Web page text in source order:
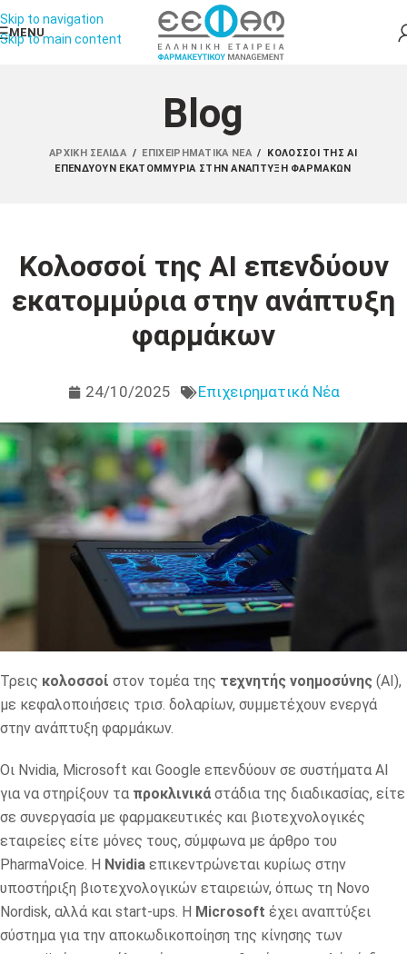
Skip to navigation
Skip to main content
MENU
Blog
ΑΡΧΙΚΉ ΣΕΛΊΔΑ / ΕΠΙΧΕΙΡΗΜΑΤΙΚΆ ΝΈΑ /
ΚΟΛΟΣΣΟΊ ΤΗΣ ΑΙ
ΕΠΕΝΔΎΟΥΝ ΕΚΑΤΟΜΜΎΡΙΑ ΣΤΗΝ ΑΝΆΠΤΥΞΗ ΦΑΡΜΆΚΩΝ
Κολοσσοί της ΑΙ επενδύουν
εκατομμύρια στην ανάπτυξη
φαρμάκων
24/10/2025 Επιχειρηματικά Νέα
Τρεις κολοσσοί στον τομέα της τεχνητής νοημοσύνης (ΑΙ),
με κεφαλοποιήσεις τρισ. δολαρίων, συμμετέχουν ενεργά
στην ανάπτυξη φαρμάκων.
Οι Nvidia, Microsoft και Google επενδύουν σε συστήματα ΑΙ
για να στηρίξουν τα προκλινικά στάδια της διαδικασίας, είτε
σε συνεργασία με φαρμακευτικές και βιοτεχνολογικές
εταιρείες είτε μόνες τους, σύμφωνα με άρθρο του
PharmaVoice. Η Nvidia επικεντρώνεται κυρίως στην
υποστήριξη βιοτεχνολογικών εταιρειών, όπως τη Novo
Nordisk, αλλά και start-ups. Η Microsoft έχει αναπτύξει
σύστημα για την αποκωδικοποίηση της κίνησης των